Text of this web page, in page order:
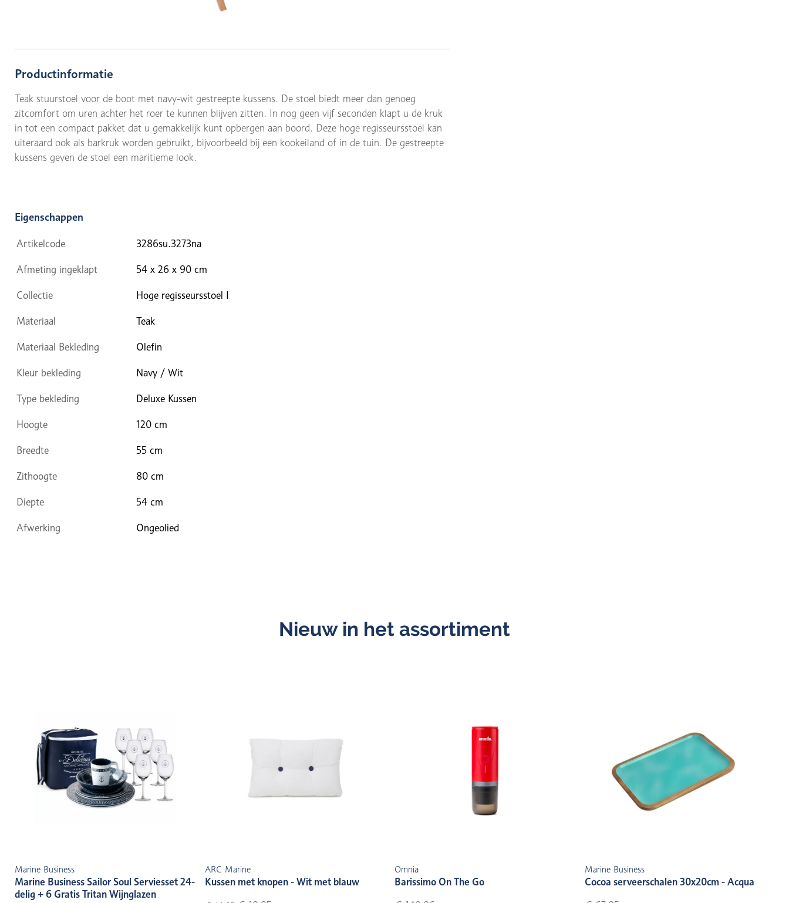
Productinformatie
Teak stuurstoel voor de boot met navy-wit gestreepte kussens. De stoel biedt meer dan genoeg
zitcomfort om uren achter het roer te kunnen blijven zitten. In nog geen vijf seconden klapt u de kruk
in tot een compact pakket dat u gemakkelijk kunt opbergen aan boord. Deze hoge regisseursstoel kan
uiteraard ook als barkruk worden gebruikt, bijvoorbeeld bij een kookeiland of in de tuin. De gestreepte
kussens geven de stoel een maritieme look.
Eigenschappen
Artikelcode 3286su.3273na
Afmeting ingeklapt 54 x 26 x 90 cm
Collectie Hoge regisseursstoel I
Materiaal Teak
Materiaal Bekleding Olefin
Kleur bekleding Navy / Wit
Type bekleding Deluxe Kussen
Hoogte 120 cm
Breedte 55 cm
Zithoogte 80 cm
Diepte 54 cm
Afwerking Ongeolied
Nieuw in het assortiment
Marine Business
Marine Business Sailor Soul Serviesset 24-
delig + 6 Gratis Tritan Wijnglazen
ARC Marine
Kussen met knopen - Wit met blauw
Omnia
Barissimo On The Go
Marine Business
Cocoa serveerschalen 30x20cm - Acqua